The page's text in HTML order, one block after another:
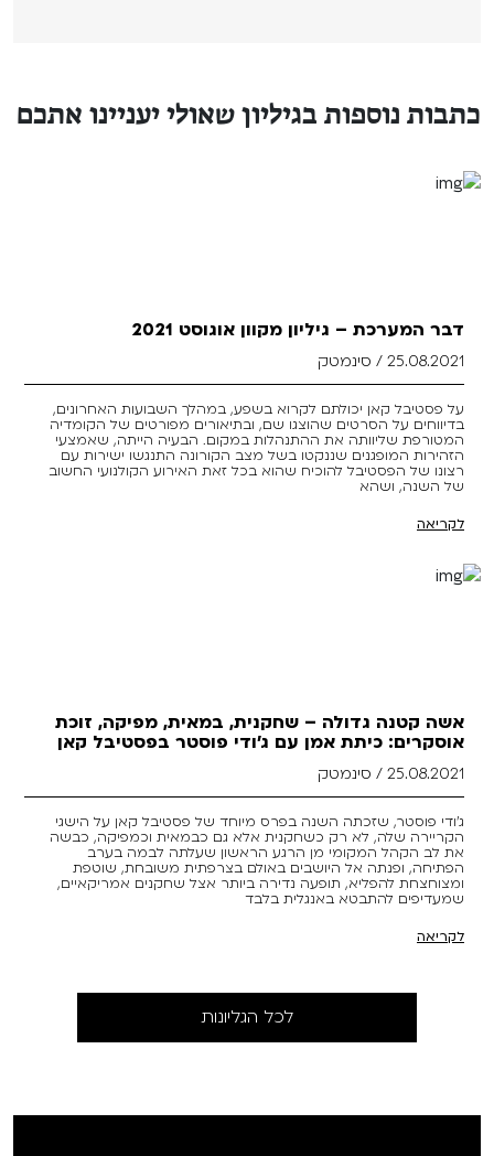
כתבות נוספות בגיליון שאולי יעניינו אתכם
לכל הגליונות
דבר המערכת – גיליון מקוון אוגוסט 2021
25.08.2021 / סינמטק
על פסטיבל קאן יכולתם לקרוא בשפע, במהלך השבועות האחרונים,
בדיווחים על הסרטים שהוצגו שם, ובתיאורים מפורטים של הקומדיה
המטורפת שליוותה את ההתנהלות במקום. הבעיה הייתה, שאמצעי
הזהירות המופגנים שננקטו בשל מצב הקורונה התנגשו ישירות עם
רצונו של הפסטיבל להוכיח שהוא בכל זאת האירוע הקולנועי החשוב
של השנה, ושהא
לקריאה
אשה קטנה גדולה – שחקנית, במאית, מפיקה, זוכת
אוסקרים: כיתת אמן עם ג'ודי פוסטר בפסטיבל קאן
25.08.2021 / סינמטק
ג'ודי פוסטר, שזכתה השנה בפרס מיוחד של פסטיבל קאן על הישגי
הקריירה שלה, לא רק כשחקנית אלא גם כבמאית וכמפיקה, כבשה
את לב הקהל המקומי מן הרגע הראשון שעלתה לבמה בערב
הפתיחה, ופנתה אל היושבים באולם בצרפתית משובחת, שוטפת
ומצוחצחת להפליא, תופעה נדירה ביותר אצל שחקנים אמריקאיים,
שמעדיפים להתבטא באנגלית בלבד
לקריאה